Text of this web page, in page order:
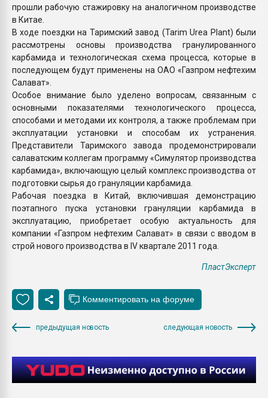
прошли рабочую стажировку на аналогичном производстве
в Китае.
В ходе поездки на Таримский завод (Tarim Urea Plant) были
рассмотрены основы производства гранулированного
карбамида и технологическая схема процесса, которые в
последующем будут применены на ОАО «Газпром нефтехим
Салават».
Особое внимание было уделено вопросам, связанным с
основными показателями технологического процесса,
способами и методами их контроля, а также проблемам при
эксплуатации установки и способам их устранения.
Представители Таримского завода продемонстрировали
салаватским коллегам программу «Симулятор производства
карбамида», включающую целый комплекс производства от
подготовки сырья до грануляции карбамида.
Рабочая поездка в Китай, включившая демонстрацию
поэтапного пуска установки грануляции карбамида в
эксплуатацию, приобретает особую актуальность для
компании «Газпром нефтехим Салават» в связи с вводом в
строй нового производства в IV квартале 2011 года.
ПластЭксперт
предыдущая новость следующая новость